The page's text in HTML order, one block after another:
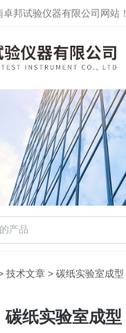
邦试验仪器有限公司网站！
技术文章 > 碳纸实验室成型
碳纸实验室成型